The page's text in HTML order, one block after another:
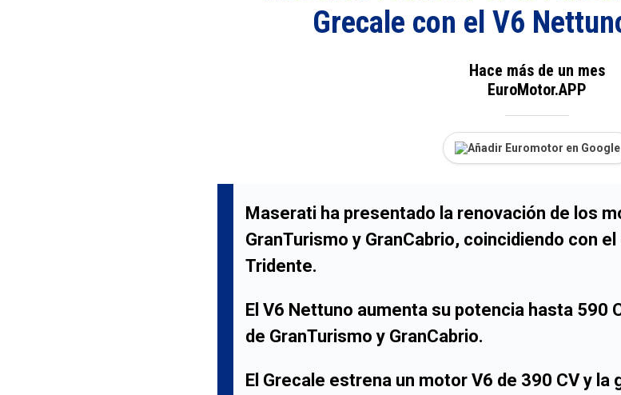
Grecale con el V6
Hace más de un mes
EuroMotor.APP
Añadir Euromotor en Google
Maserati ha presentado la renovación de los
GranTurismo y GranCabrio, coincidiendo con
Tridente.
El V6 Nettuno aumenta su potencia hasta 590
de GranTurismo y GranCabrio.
El Grecale estrena un motor V6 de 390 CV y la